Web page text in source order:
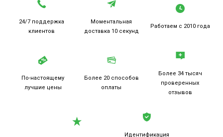
24/7 поддержка
клиентов
Моментальная
доставка 10 секунд
Работаем с 2010 года
По-настоящему
лучшие цены
Более 20 способов
оплаты
Более 34 тысяч
проверенных
отзывов
Идентификация